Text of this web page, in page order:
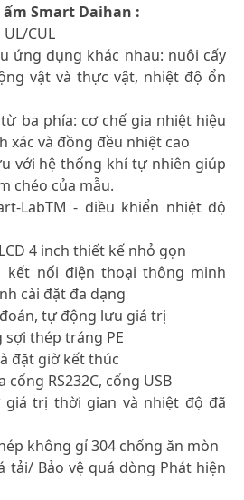
Smart Daihan :
CUL
ứng dụng khác nhau: nuôi cấy
vật và thực vật, nhiệt độ ổn
ba phía: cơ chế gia nhiệt hiệu
xác và đồng đều nhiệt cao
với hệ thống khí tự nhiên giúp
chéo của mẫu.
LabTM - điều khiển nhiệt độ
4 inch thiết kế nhỏ gọn
kết nối điện thoại thông minh
cài đặt đa dạng
tự động lưu giá trị
sợi thép tráng PE
đặt giờ kết thúc
RS232C, cổng USB
trị thời gian và nhiệt độ đã
không gỉ 304 chống ăn mòn
tải/ Bảo vệ quá dòng Phát hiện